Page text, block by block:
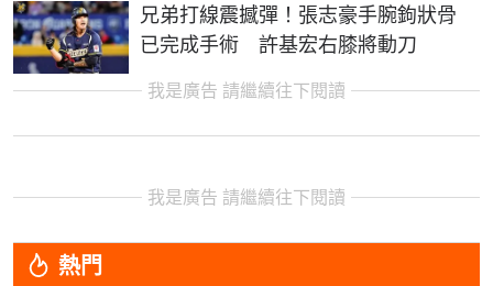
兄弟打線震撼彈！張志豪手腕鉤狀骨
已完成手術 許基宏右膝將動刀
我是廣告 請繼續往下閱讀
我是廣告 請繼續往下閱讀
熱門